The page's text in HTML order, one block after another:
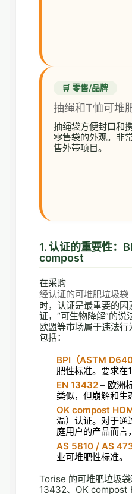
🛒 零售/品牌
抽绳和T恤可堆
抽绳袋方便封口和
零售袋的外观。非
售外带项目。
1. 认证的重要性：
compost
在采购
经认证的可堆肥垃圾袋
时，认证是最重要的
证，“可生物降解”的说
欧盟等市场属于违法
包括：
BPI（ASTM
肥性标准。要求在
EN 13432– 欧洲
类似，但崩解和生
OK compost
温）认证。对于通
庭用户的产品而言
AS 5810 / AS
业可堆肥性标准。
Torise 的可堆肥垃圾
13432、OK compost